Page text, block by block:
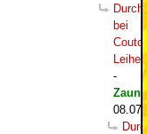
bei
Couto
Leihe
-